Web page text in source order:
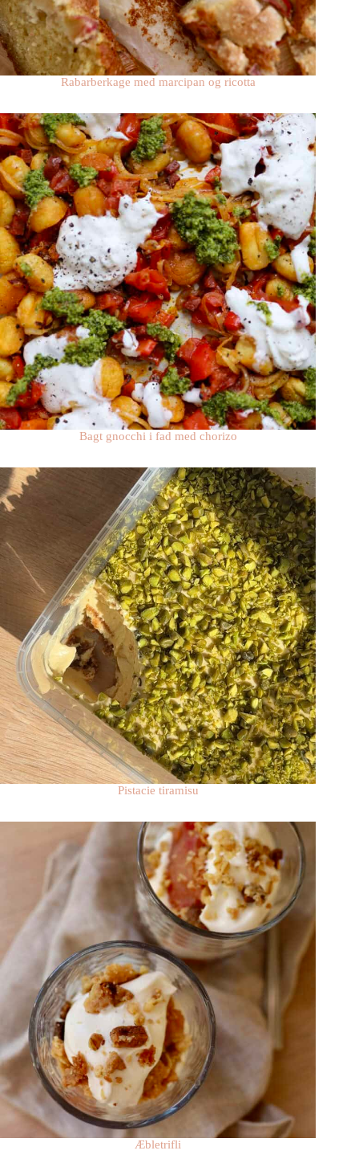
Rabarberkage med marcipan og ricotta
Bagt gnocchi i fad med chorizo
Pistacie tiramisu
Æbletrifli